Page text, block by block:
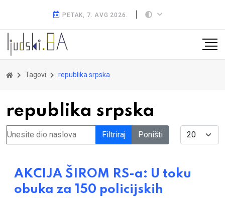
PETAK, 7. AVG 2026.
Tagovi republika srpska
republika srpska
Unesite dio naslova Filtriraj Poništi Display #
AKCIJA ŠIROM RS-a: U toku
obuka za 150 policijskih